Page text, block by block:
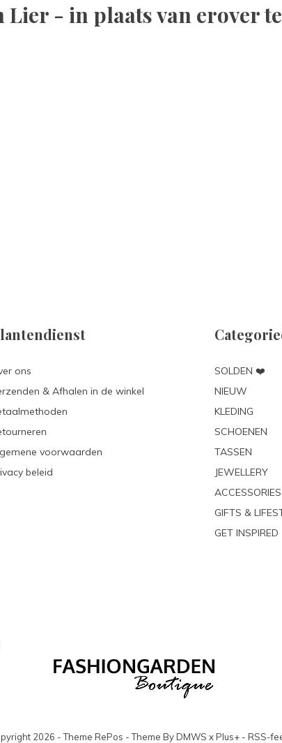
- in plaats van erover
ons
& Afhalen in de winkel
voorwaarden
beleid
SOLDEN ❤️
NIEUW
KLEDING
SCHOENEN
TASSEN
JEWELLERY
ACCESSORIES
GIFTS &
GET INSPIRED
2026 - Theme RePos - Theme ByDMWS xPlus+ - RSS-